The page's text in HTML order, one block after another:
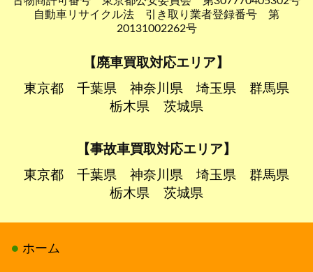
自動車リサイクル法 引き取り業者登録番号 第
20131002262号
【廃車買取対応エリア】
東京都
千葉県 神奈川県 埼玉県
群馬県
栃木県
茨城県
【事故車買取対応エリア】
東京都
千葉県 神奈川県 埼玉県
群馬県
栃木県
茨城県
ホーム